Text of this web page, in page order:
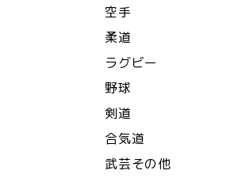
空手
柔道
ラグビー
野球
剣道
合気道
武芸その他